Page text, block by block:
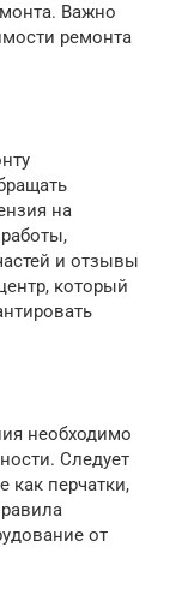
Важно
ремонта
на
и отзывы
который
необходимо
Следует
как перчатки,
от